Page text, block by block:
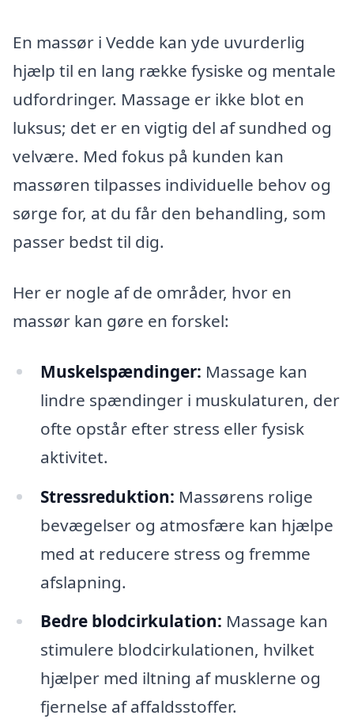
En massør i Vedde kan yde uvurderlig
hjælp til en lang række fysiske og mentale
udfordringer. Massage er ikke blot en
luksus; det er en vigtig del af sundhed og
velvære. Med fokus på kunden kan
massøren tilpasses individuelle behov og
sørge for, at du får den behandling, som
passer bedst til dig.
Her er nogle af de områder, hvor en
massør kan gøre en forskel:
Muskelspændinger: Massage kan
lindre spændinger i muskulaturen, der
ofte opstår efter stress eller fysisk
aktivitet.
Stressreduktion: Massørens rolige
bevægelser og atmosfære kan hjælpe
med at reducere stress og fremme
afslapning.
Bedre blodcirkulation: Massage kan
stimulere blodcirkulationen, hvilket
hjælper med iltning af musklerne og
fjernelse af affaldsstoffer.